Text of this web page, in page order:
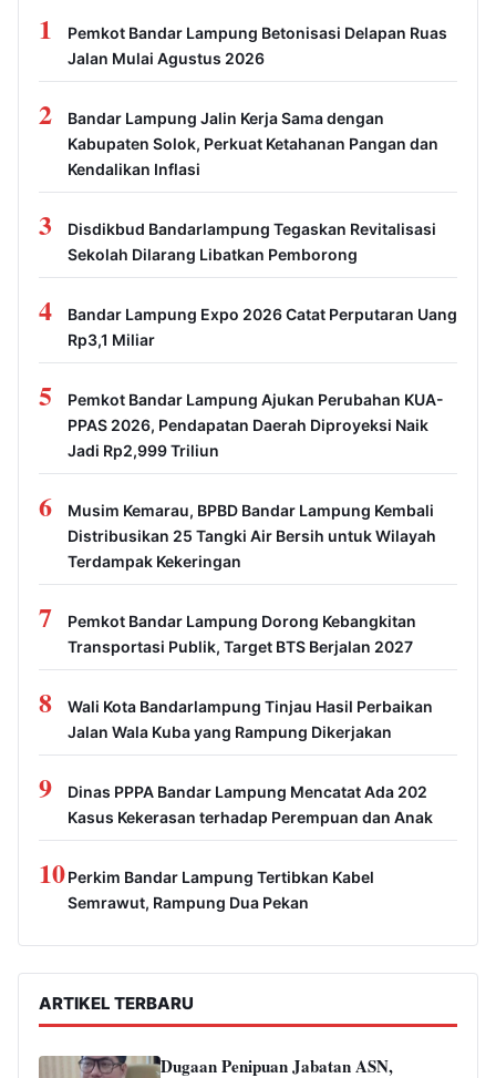
1
Pemkot Bandar Lampung Betonisasi Delapan Ruas
Jalan Mulai Agustus 2026
2
Bandar Lampung Jalin Kerja Sama dengan
Kabupaten Solok, Perkuat Ketahanan Pangan dan
Kendalikan Inflasi
3
Disdikbud Bandarlampung Tegaskan Revitalisasi
Sekolah Dilarang Libatkan Pemborong
4
Bandar Lampung Expo 2026 Catat Perputaran Uang
Rp3,1 Miliar
5
Pemkot Bandar Lampung Ajukan Perubahan KUA-
PPAS 2026, Pendapatan Daerah Diproyeksi Naik
Jadi Rp2,999 Triliun
6
Musim Kemarau, BPBD Bandar Lampung Kembali
Distribusikan 25 Tangki Air Bersih untuk Wilayah
Terdampak Kekeringan
7
Pemkot Bandar Lampung Dorong Kebangkitan
Transportasi Publik, Target BTS Berjalan 2027
8
Wali Kota Bandarlampung Tinjau Hasil Perbaikan
Jalan Wala Kuba yang Rampung Dikerjakan
9
Dinas PPPA Bandar Lampung Mencatat Ada 202
Kasus Kekerasan terhadap Perempuan dan Anak
10Perkim Bandar Lampung Tertibkan Kabel
Semrawut, Rampung Dua Pekan
ARTIKEL TERBARU
Dugaan Penipuan Jabatan ASN,